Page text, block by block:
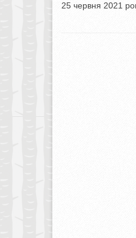
25 червня 2021